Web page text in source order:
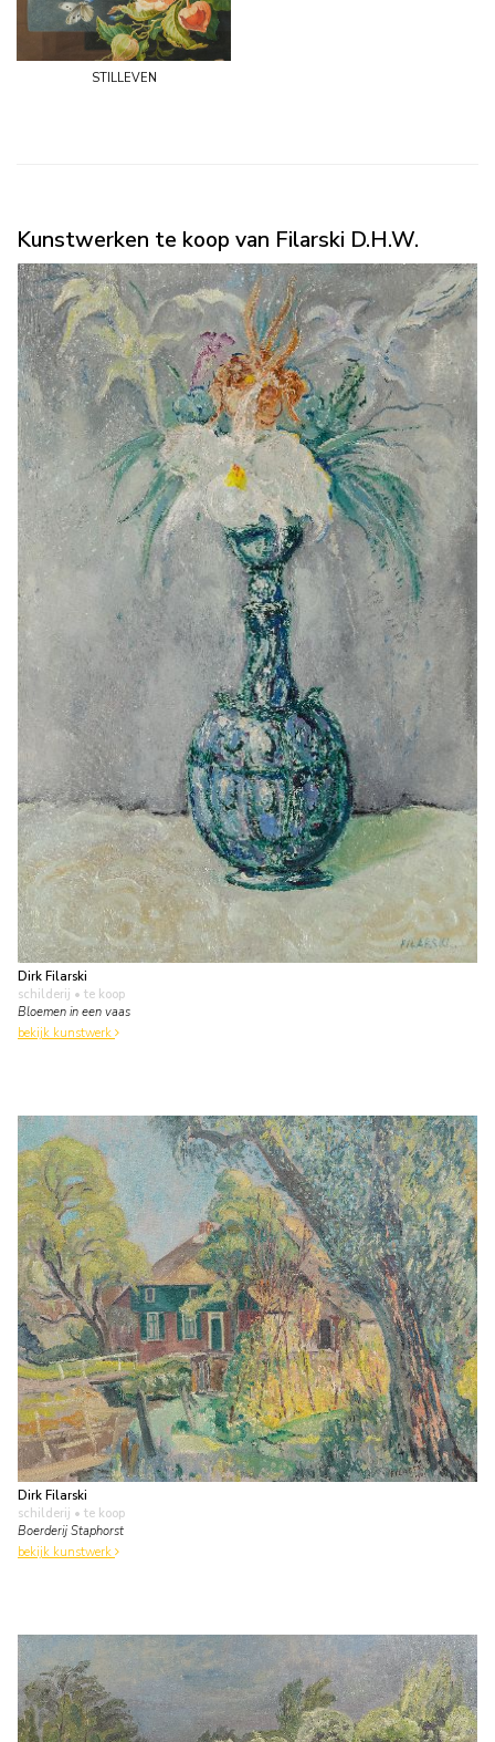
stilleven
Kunstwerken te koop van Filarski D.H.W.
Dirk Filarski
schilderij • te koop
Bloemen in een vaas
bekijk kunstwerk
Dirk Filarski
schilderij • te koop
Boerderij Staphorst
bekijk kunstwerk